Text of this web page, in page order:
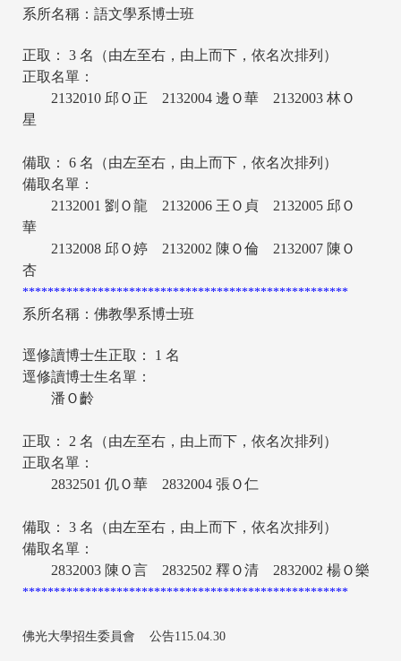
系所名稱：語文學系博士班
正取： 3 名（由左至右，由上而下，依名次排列）
正取名單：
2132010 邱Ｏ正 2132004 邊Ｏ華 2132003 林Ｏ
星
備取： 6 名（由左至右，由上而下，依名次排列）
備取名單：
2132001 劉Ｏ龍 2132006 王Ｏ貞 2132005 邱Ｏ
華
2132008 邱Ｏ婷 2132002 陳Ｏ倫 2132007 陳Ｏ
杏
****************************************************
系所名稱：佛教學系博士班
逕修讀博士生正取： 1 名
逕修讀博士生名單：
潘Ｏ齡
正取： 2 名（由左至右，由上而下，依名次排列）
正取名單：
2832501 仉Ｏ華 2832004 張Ｏ仁
備取： 3 名（由左至右，由上而下，依名次排列）
備取名單：
2832003 陳Ｏ言 2832502 釋Ｏ清 2832002 楊Ｏ樂
****************************************************
佛光大學招生委員會 公告115.04.30